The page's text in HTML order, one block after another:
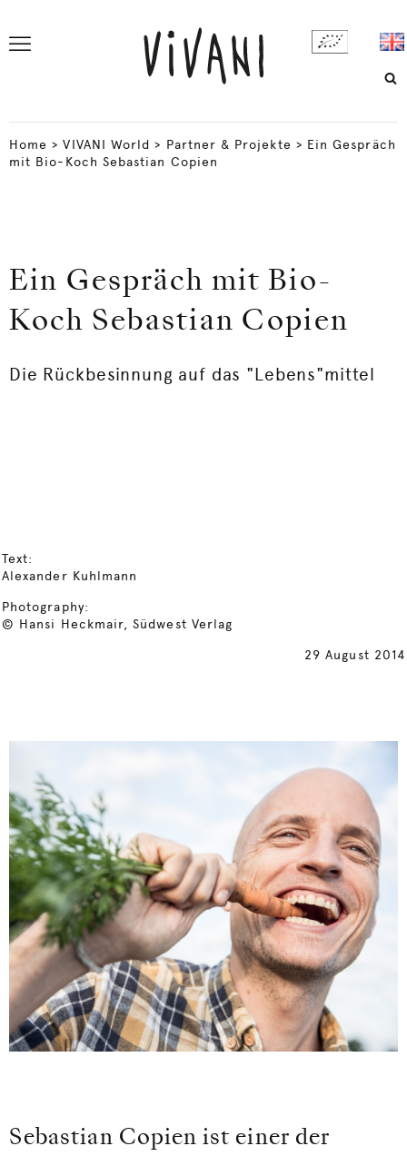
Home >VIVANI World > Partner & Projekte > Ein Gespräch
mit Bio-Koch Sebastian Copien
Ein Gespräch mit Bio-
Koch Sebastian Copien
Die Rückbesinnung auf das "Lebens"mittel
Text:
Alexander Kuhlmann
Photography:
© Hansi Heckmair, Südwest Verlag
29 August 2014
Sebastian Copien ist einer der